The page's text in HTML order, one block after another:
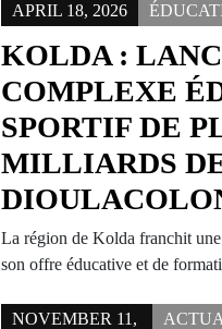
APRIL 18, 2026
KOLDA :
COMPLEXE
SPORTIF DE
MILLIARDS
La région de Kolda franchit
son offre éducative et de
NOVEMBER 11,